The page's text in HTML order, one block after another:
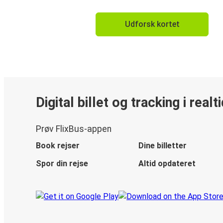
Udforsk kortet
Digital billet og tracking i
Prøv FlixBus-appen
Book rejser
Dine billetter
Spor din rejse
Altid opdateret